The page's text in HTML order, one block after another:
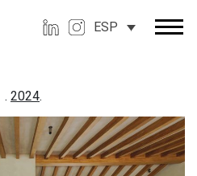
ESP
. 2024.